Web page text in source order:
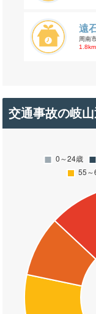
遠
周南
1.8km
交通事故の岐